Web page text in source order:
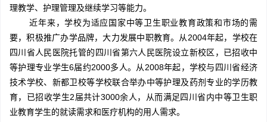
理教学、护理管理及继续学习等能力。
近年来，学校为适应国家中等卫生职业教育政策和市场的需
要，积极推广办学品牌，大力发展中职教育。从2004年起，学校在
四川省人民医院托管的四川省第六人民医院设立新校区，已招收中
等护理专业学生6届约2000多人。从2008年起，学校与四川省经济
技术学校、新都卫校等学校联合举办中等护理及药剂专业的学历教
育，已招收学生2届共计3000余人，从而满足四川省内中等卫生职
业教育学生的就读需求和医疗机构的用人需求。